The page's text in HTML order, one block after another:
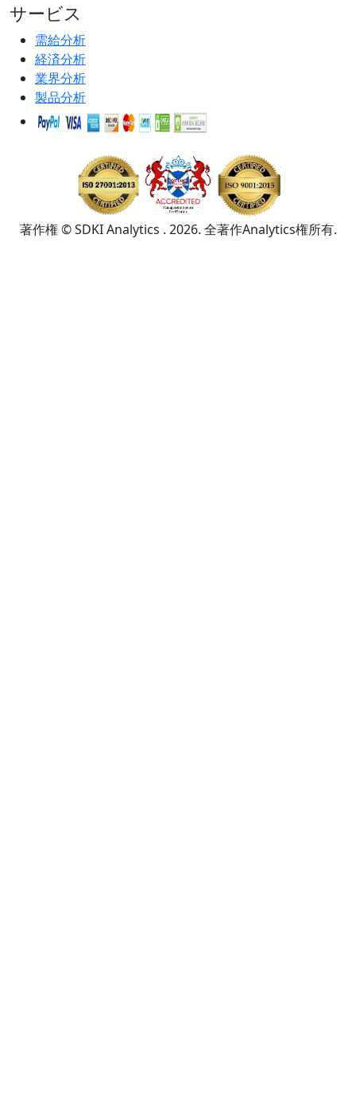
サービス
需給分析
経済分析
業界分析
製品分析
著作権 © SDKI Analytics . 2026. 全著作Analytics権所有.